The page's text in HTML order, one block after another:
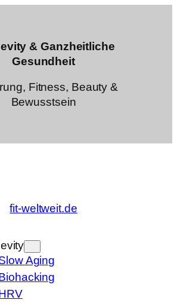
& Ganzheitliche
Gesundheit
Fitness, Beauty &
Bewusstsein
fit-weltweit.de
Aging